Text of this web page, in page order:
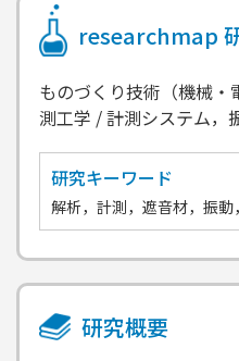
researchmap
ものづくり技術（機械
測工学 / 計測システム，
研究キーワード
解析，計測，遮音材，振
研究概要